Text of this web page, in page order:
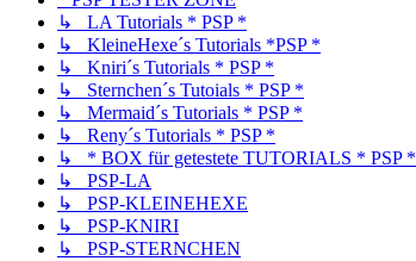
↳ LA Tutorials * PSP *
↳ KleineHexe´s Tutorials *PSP *
↳ Kniri´s Tutorials * PSP *
↳ Sternchen´s Tutoials * PSP *
↳ Mermaid´s Tutorials * PSP *
↳ Reny´s Tutorials * PSP *
↳ * BOX für getestete TUTORIALS * PSP *
↳ PSP-LA
↳ PSP-KLEINEHEXE
↳ PSP-KNIRI
↳ PSP-STERNCHEN